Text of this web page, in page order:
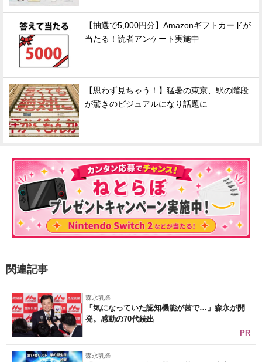
【抽選で5,000円分】Amazonギフトカードが
当たる！読者アンケート実施中
【思わず見ちゃう！】猛暑の東京、駅の階段
が驚きのビジュアルになり話題に
関連記事
森永乳業
「気になっていた認知機能が菌で…」森永が開
発。感動の70代続出
PR
森永乳業